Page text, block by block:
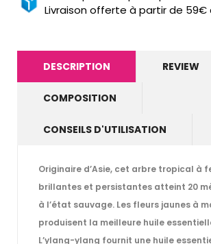
Livraison offerte à partir de 59€
DESCRIPTION REVIEW
COMPOSITION
CONSEILS D'UTILISATION
Originaire d’Asie, cet arbre tropical à
brillantes et persistantes atteint 20
à l’état sauvage. Les fleurs jaunes à
produisent la meilleure huile
L’ylang-ylang fournit une huile